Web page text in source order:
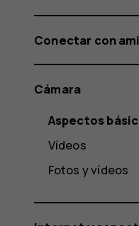
Conectar con
Cámara
Aspectos
Vídeos
Fotos y vídeos